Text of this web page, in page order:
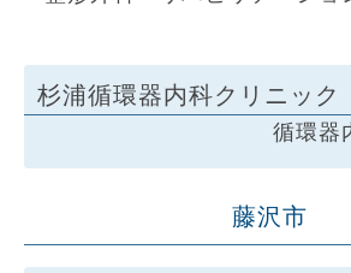
杉浦循環器内科クリニック
循環器
藤沢市